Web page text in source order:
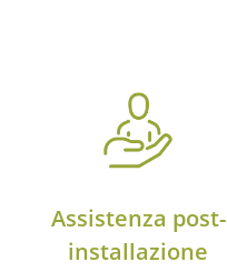
Assistenza post-
installazione